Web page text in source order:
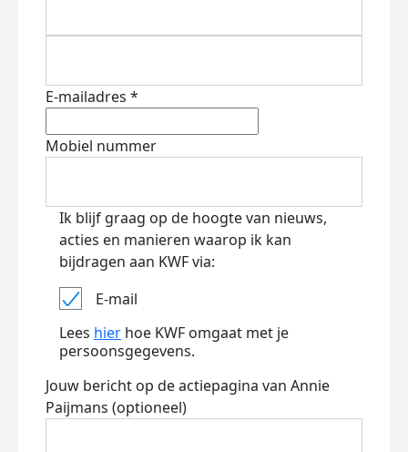
E-mailadres *
Mobiel nummer
Ik blijf graag op de hoogte van nieuws,
acties en manieren waarop ik kan
bijdragen aan KWF via:
E-mail
Lees hier hoe KWF omgaat met je
persoonsgegevens.
Jouw bericht op de actiepagina van Annie
Paijmans (optioneel)